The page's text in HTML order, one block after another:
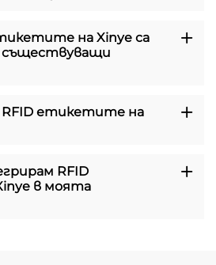
на Xinye са
съществуващи
RFID етикетите на
RFID
в моята